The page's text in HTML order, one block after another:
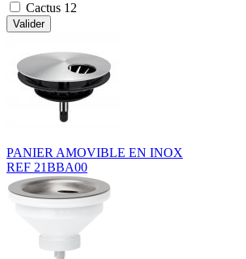
Cactus 12
Valider
PANIER AMOVIBLE EN INOX
REF 21BBA00